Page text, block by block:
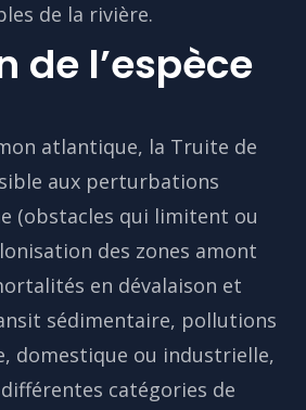
de la rivière.
de l’espèce
atlantique, la Truite de
aux perturbations
(obstacles qui limitent ou
des zones amont
en dévalaison et
sédimentaire, pollutions
domestique ou industrielle,
catégories de